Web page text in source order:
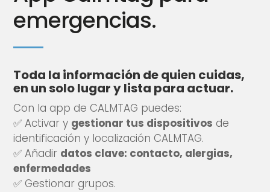
emergencias.
Toda la información de quien cuidas,
en un solo lugar y lista para actuar.
Con la app de CALMTAG puedes:
✅ Activar y gestionar tus dispositivos de
identificación y localización CALMTAG.
✅ Añadir datos clave: contacto, alergias,
enfermedades
✅ Gestionar grupos.